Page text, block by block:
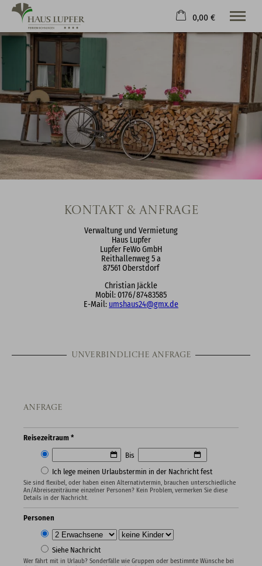
Willkommen
Wohnen & Preise
Freizeit
Kontakt & Service
Tel.+49 176 874 835 85
0,00 €
Kontakt & Anfrage
Verwaltung und Vermietung
Haus Lupfer
Lupfer FeWo GmbH
Reithallenweg 5 a
87561 Oberstdorf
Christian Jäckle
Mobil: 0176/87483585
E-Mail: umshaus24@gmx.de
Unverbindliche Anfrage
Anfrage
Reisezeitraum *
Bis
Ich lege meinen Urlaubstermin in der Nachricht fest
Sie sind flexibel, oder haben einen Alternativtermin, brauchen unterschiedliche
An/Abreisezeiträume einzelner Personen? Kein Problem, vermerken Sie diese
Details in der Nachricht.
Personen
Siehe Nachricht
Wer fährt mit in Urlaub? Sonderfälle wie Gruppen oder bestimmte Wünsche bei